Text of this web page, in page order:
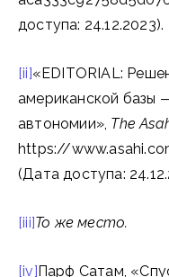
доступа: 24.12.2023).
[ii]«EDITORIAL:
американской базы
автономии», The
https://
(Дата доступа:
[iii]То же место.
[iv]Парф Сатам,